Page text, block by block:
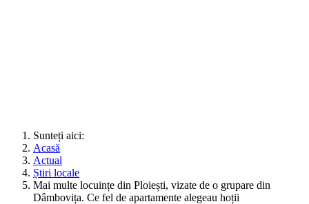
Sunteți aici:
Acasă
Actual
Știri locale
Mai multe locuințe din Ploiești, vizate de o grupare din
Dâmbovița. Ce fel de apartamente alegeau hoții